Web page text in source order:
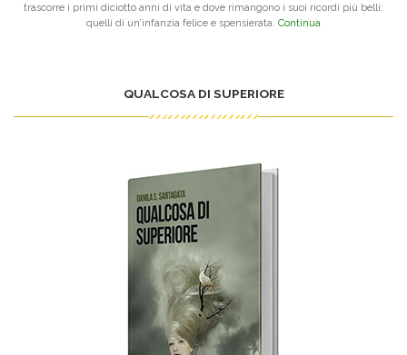
trascorre i primi diciotto anni di vita e dove rimangono i suoi ricordi più belli:
quelli di un’infanzia felice e spensierata. Continua
QUALCOSA DI SUPERIORE